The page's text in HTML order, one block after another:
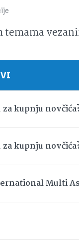
kupnju
kupnju
Multi